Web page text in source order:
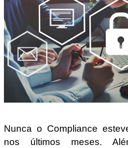
Nunca o Compliance
nos últimos meses.